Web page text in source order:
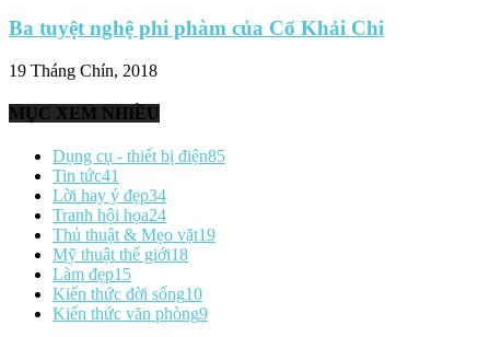
Ba tuyệt nghệ phi phàm của Cố Khải Chi
19 Tháng Chín, 2018
MỤC XEM NHIỀU
Dụng cụ - thiết bị điện85
Tin tức41
Lời hay ý đẹp34
Tranh hội họa24
Thủ thuật & Mẹo vặt19
Mỹ thuật thế giới18
Làm đẹp15
Kiến thức đời sống10
Kiến thức văn phòng9